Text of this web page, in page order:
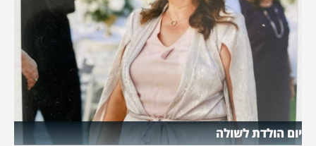
יום הולדת לשולה